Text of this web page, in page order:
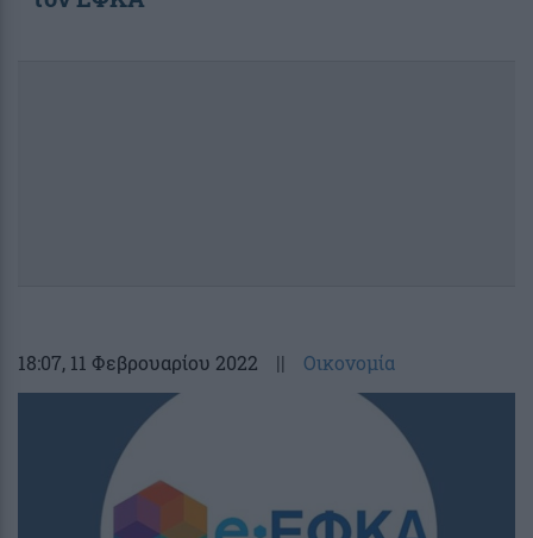
18:07, 11 Φεβρουαρίου 2022 || Οικονομία